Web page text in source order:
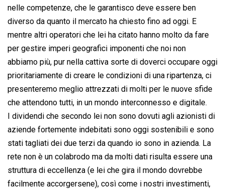
nelle competenze, che le garantisco deve essere ben
diverso da quanto il mercato ha chiesto fino ad oggi. E
mentre altri operatori che lei ha citato hanno molto da fare
per gestire imperi geografici imponenti che noi non
abbiamo più, pur nella cattiva sorte di doverci occupare oggi
prioritariamente di creare le condizioni di una ripartenza, ci
presenteremo meglio attrezzati di molti per le nuove sfide
che attendono tutti, in un mondo interconnesso e digitale.
I dividendi che secondo lei non sono dovuti agli azionisti di
aziende fortemente indebitati sono oggi sostenibili e sono
stati tagliati dei due terzi da quando io sono in azienda. La
rete non è un colabrodo ma da molti dati risulta essere una
struttura di eccellenza (e lei che gira il mondo dovrebbe
facilmente accorgersene), così come i nostri investimenti,